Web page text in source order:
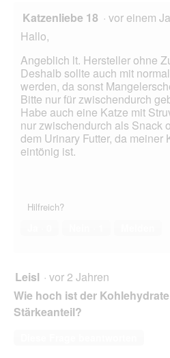
Katzenliebe 18 · vor einem
Hallo,
Angeblich lt. Hersteller ohne
Deshalb sollte auch mit
werden, da sonst
Bitte nur für zwischendurch
Habe auch eine Katze mit
nur zwischendurch als Snack
dem Urinary Futter, da meiner
eintönig ist.
Hilfreich?
Leisl · vor 2 Jahren
Wie hoch ist der
Stärkeanteil?